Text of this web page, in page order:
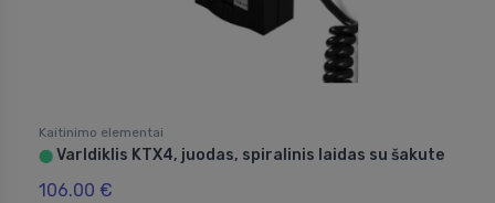
Kaitinimo elementai
⬤ Varldiklis KTX4, juodas, spiralinis laidas su šakute
106.00 €